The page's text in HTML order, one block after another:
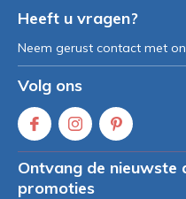
Heeft u vragen?
Neem gerust contact met
Volg ons
Ontvang de nieuwste
promoties